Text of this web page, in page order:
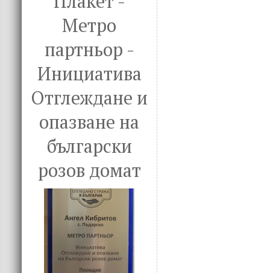
Метро
партньор -
Инициатива
Отглеждане и
опазване на
български
розов домат